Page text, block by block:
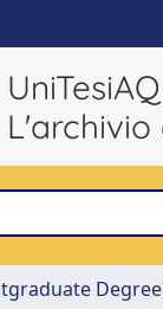
UniTesiAQ